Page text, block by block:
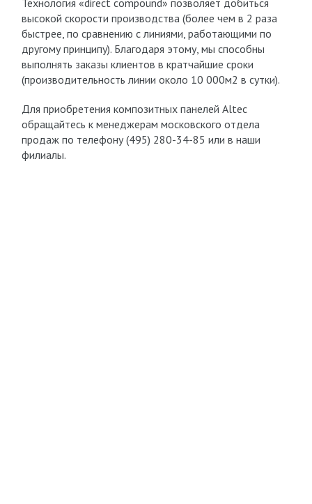
Технология «direct compound» позволяет добиться
высокой скорости производства (более чем в 2 раза
быстрее, по сравнению с линиями, работающими по
другому принципу). Благодаря этому, мы способны
выполнять заказы клиентов в кратчайшие сроки
(производительность линии около 10 000м2 в сутки).
Для приобретения композитных панелей Altec
обращайтесь к менеджерам московского отдела
продаж по телефону(495) 280-34-85 или в наши
филиалы.